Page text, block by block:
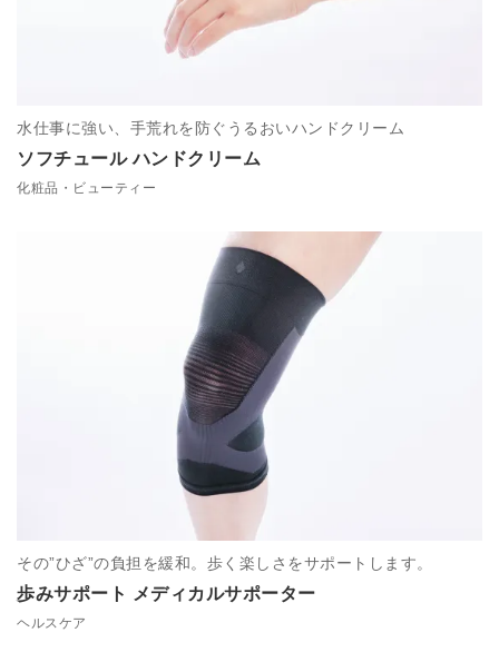
ソフチュール ハンドクリーム
水仕事に強い、手荒れを防ぐうるおいハンドクリーム
化粧品・ビューティー
歩みサポート メディカルサポーター
その”ひざ”の負担を緩和。歩く楽しさをサポートします。
ヘルスケア